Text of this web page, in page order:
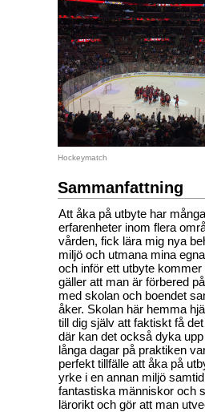
Hockeymatch
Sammanfattning
Att åka på utbyte har
erfarenheter inom flera
vården, fick lära mig nya
miljö och utmana mina
och inför ett utbyte
gäller att man är förbered
med skolan och boendet
åker. Skolan här hemma
till dig själv att faktiskt få
där kan det också dyka
långa dagar på praktiken
perfekt tillfälle att åka på
yrke i en annan miljö
fantastiska människor och
lärorikt och gör att man